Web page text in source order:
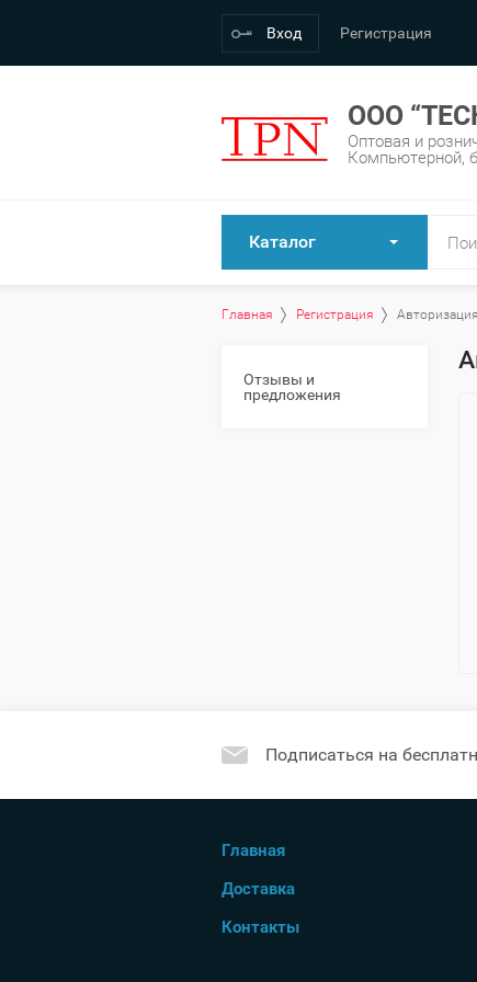
Вход Регистрация
OOO
Оптовая и
Компьютерной,
Каталог
Главная Регистрация Авторизация
Отзывы и
предложения
Подписаться на
Главная
Доставка
Контакты